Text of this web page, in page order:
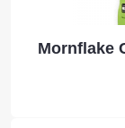
Mornflake